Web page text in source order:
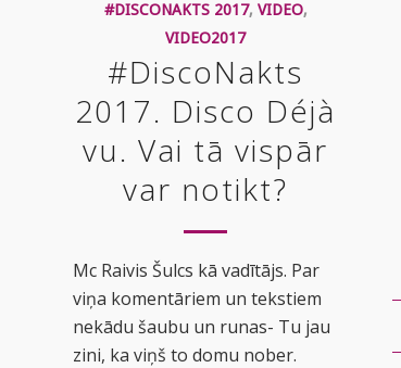
#DISCONAKTS 2017, VIDEO,
VIDEO2017
#DiscoNakts
2017. Disco Déjà
vu. Vai tā vispār
var notikt?
Mc Raivis Šulcs kā vadītājs. Par
viņa komentāriem un tekstiem
nekādu šaubu un runas- Tu jau
zini, ka viņš to domu nober.